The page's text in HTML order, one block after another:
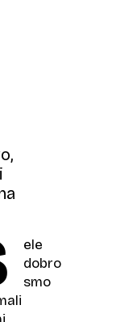
ele
dobro
smo